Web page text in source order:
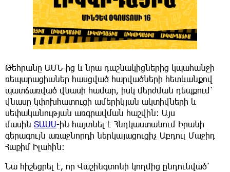
Թեհրանը ԱՄՆ-ից և նրա դաշնակիցներից կպահանջի
ռեպարացիաներ հասցված հարվածների հետևանքով
պատճառված վնասի համար, իսկ մերժման դեպքում՝
վնասը կփոխհատուցի ամերիկյան ակտիվների և
սեփականության առգրավման հաշվին: Այս
մասին ՏԱՍՍ-ին հայտնել է Հնդկաստանում Իրանի
գերագույն առաջնորդի ներկայացուցիչ Աբդուլ Մաջիդ
Հաքիմ Իլահին:
Նա հիշեցրել է, որ Վաշինգտոնի կողմից ընդունված՝